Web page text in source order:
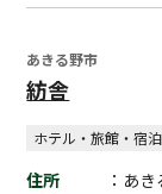
あきる野市
紡舎
ホテル・旅館・宿
住所
：あ